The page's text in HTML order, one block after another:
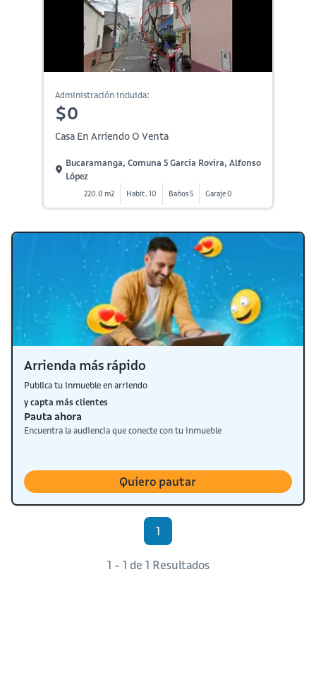
Administración incluida:
$0
Casa En Arriendo O Venta
Bucaramanga, Comuna 5 García Rovira, Alfonso
López
220.0 m2 Habit. 10 Baños 5 Garaje 0
Arrienda más rápido
Publica tu inmueble en arriendo
y capta más clientes
Pauta ahora
Encuentra la audiencia que conecte con tu inmueble
Quiero pautar
1
1 - 1 de 1 Resultados